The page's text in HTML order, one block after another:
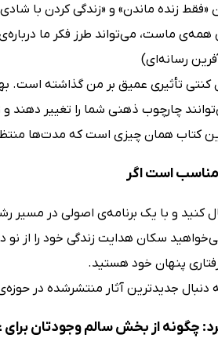
«فقط زنده ماندن» و «زندگی کردن با
ماست، می‌تواند طرز فکر ما درباره‌ی
رسانه‌ای)
تأثیری عمیق بر من گذاشته است.
چارچوب ذهنی شما را تغییر دهند و
این کتاب همان چیزی است که مدت‌ها
مناسب است اگر
کنید و با یک برنامه‌ی اصولی در مسیر
سکان هدایت زندگی خود را از نو
پنهان خود هستید.
جدیدترین آثار منتشرشده در
چگونه از بخش سالم وجودتان